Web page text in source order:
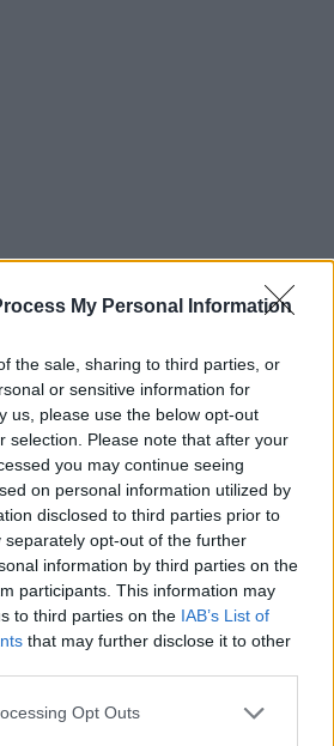
My Personal Information
the sale, sharing to third parties, or
or sensitive information for
us, please use the below opt-out
selection. Please note that after your
you may continue seeing
on personal information utilized by
disclosed to third parties prior to
separately opt-out of the further
information by third parties on the
participants. This information may
to third parties on the IAB’s List of
that may further disclose it to other
Opt Outs
ryžių košė: skonis
(1)
visame pasaulyje, ir